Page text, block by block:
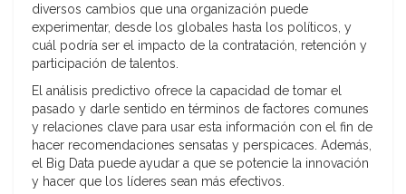
diversos cambios que una organización puede
experimentar, desde los globales hasta los políticos, y
cuál podría ser el impacto de la contratación, retención y
participación de talentos.
El análisis predictivo ofrece la capacidad de tomar el
pasado y darle sentido en términos de factores comunes
y relaciones clave para usar esta información con el fin de
hacer recomendaciones sensatas y perspicaces. Además,
el Big Data puede ayudar a que se potencie la innovación
y hacer que los líderes sean más efectivos.